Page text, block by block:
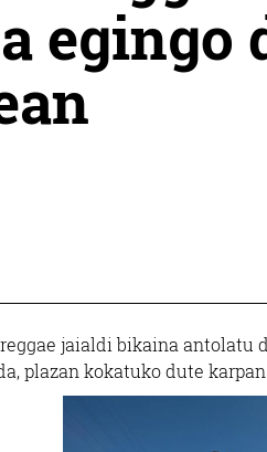
egingo
jaialdi bikaina antolatu
plazan kokatuko dute